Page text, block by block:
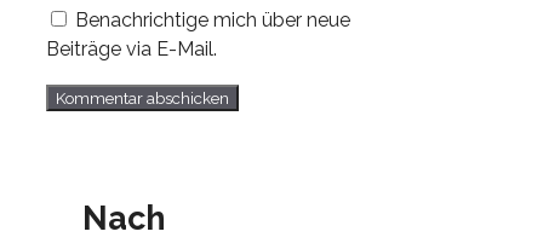
Benachrichtige mich über neue
Beiträge via E-Mail.
Nach